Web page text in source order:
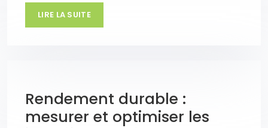
LIRE LA SUITE
Rendement durable :
mesurer et optimiser les